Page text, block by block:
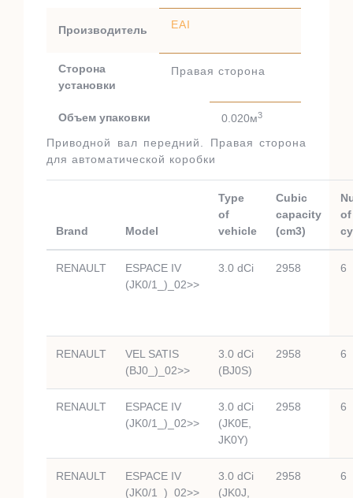
Производитель EAI
Сторона
установки
Правая сторона
Объем упаковки 0.020м3
Приводной вал передний. Правая сторона
для автоматической коробки
Brand Model
Type
of
vehicle
Cubic
capacity
(cm3)
of
RENAULT
ESPACE IV
(JK0/1_)_02>>
3.0 dCi 2958 6
RENAULT
VEL SATIS
(BJ0_)_02>>
3.0 dCi
(BJ0S)
2958 6
RENAULT
ESPACE IV
(JK0/1_)_02>>
3.0 dCi
(JK0E,
JK0Y)
2958 6
RENAULT
ESPACE IV
(JK0/1_)_02>>
3.0 dCi
(JK0J,
2958 6